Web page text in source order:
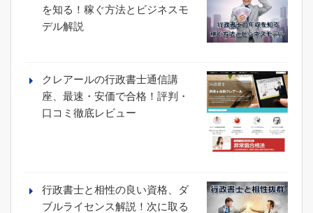
を知る！稼ぐ方法とビジネスモ
デル解説
クレアールの行政書士通信講
座、最速・安価で合格！評判・
口コミ徹底レビュー
行政書士と相性の良い資格、ダ
ブルライセンス解説！次に取る